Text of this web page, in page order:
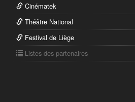
Cinématek
Théâtre National
Festival de Liège
Listes des partenaires